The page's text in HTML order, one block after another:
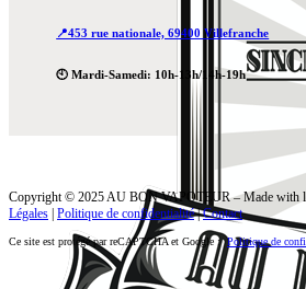
📍453 rue nationale, 69400 Villefranche
🕙 Mardi-Samedi: 10h-13h/14h-19h
Copyright © 2025 AU BON VAPOTEUR – Made with
Légales | Politique de confidentialité|Contact
Ce site est protégé par reCAPTCHA et Google :Politique de